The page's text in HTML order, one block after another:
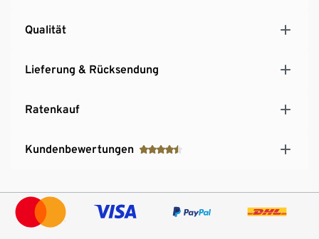
Qualität
Lieferung & Rücksendung
Ratenkauf
Kundenbewertungen